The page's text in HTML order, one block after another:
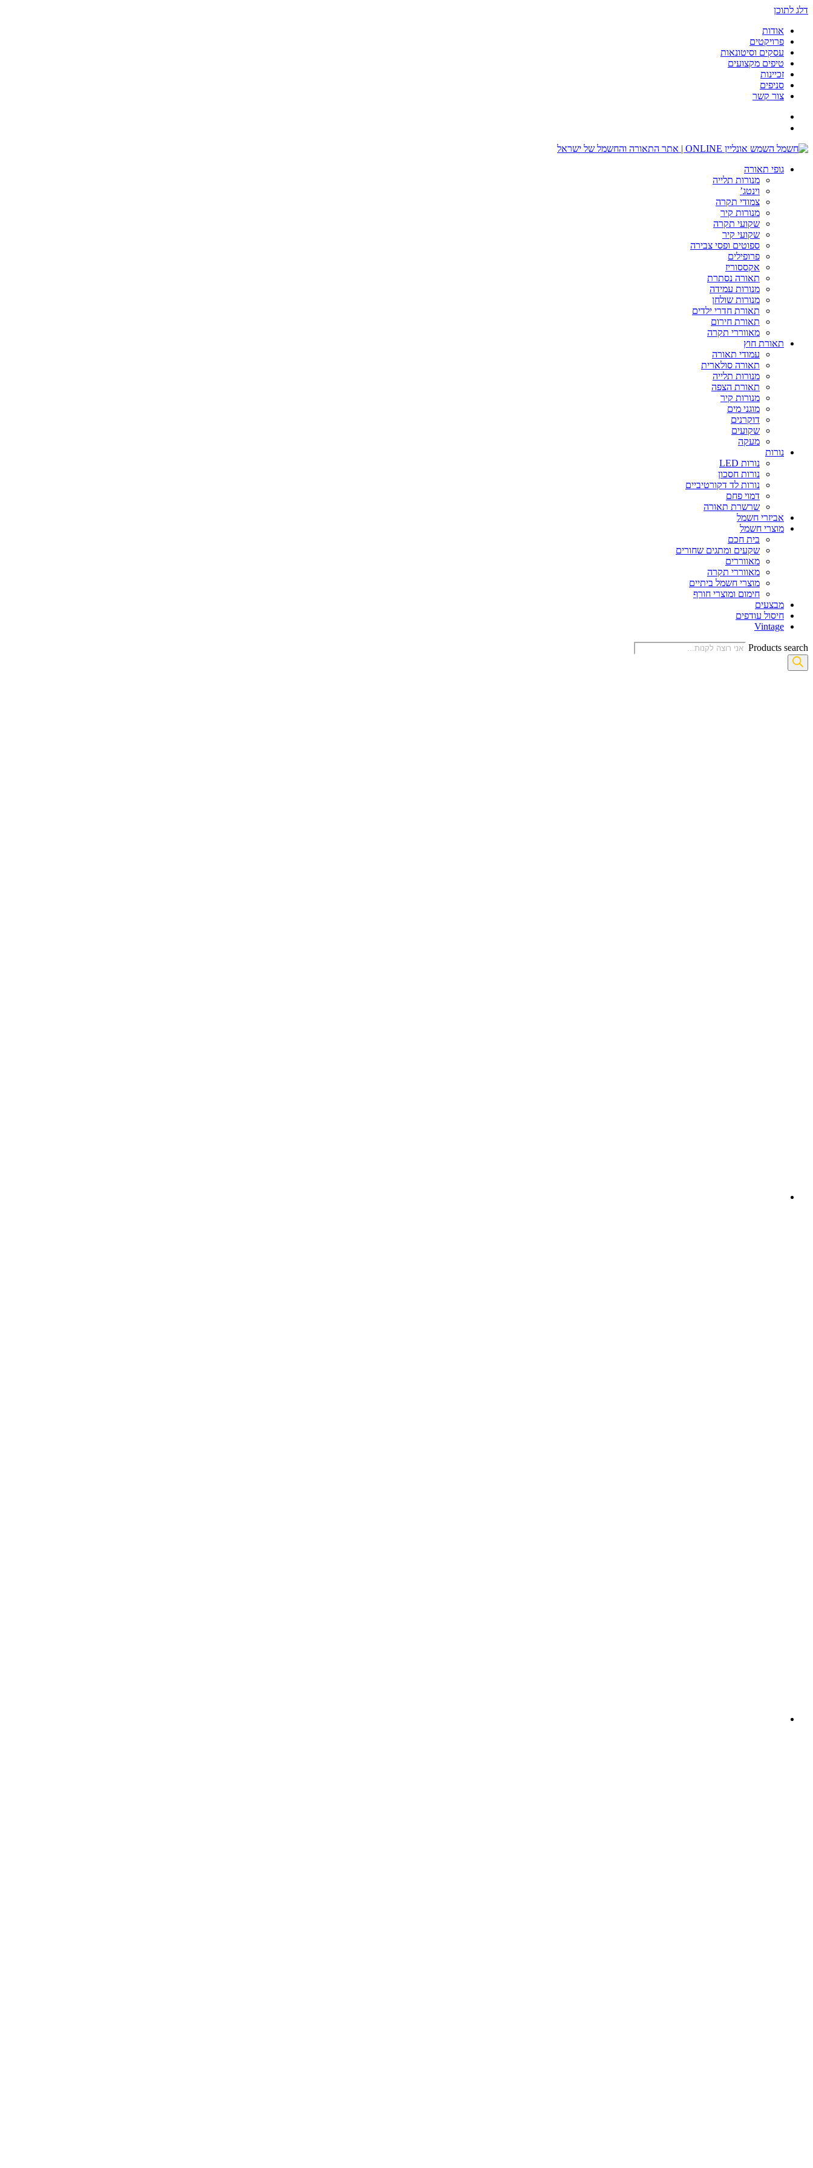
דלג לתוכן
אודות
פרויקטים
עסקים וסיטונאות
טיפים מקצועים
זכיינות
סניפים
צור קשר
גופי תאורה
מנורות תלייה
וינטג’
צמודי תקרה
מנורות קיר
שקועי תקרה
שקועי קיר
ספוטים ופסי צבירה
פרופילים
אקססוריז
תאורה נסתרת
מנורות עמידה
מנורות שולחן
תאורת חדרי ילדים
תאורת חירום
מאווררי תקרה
תאורת חוץ
עמודי תאורה
תאורה סולארית
מנורות תלייה
תאורת הצפה
מנורות קיר
מוגני מים
דוקרנים
שקועים
מעקה
נורות
נורות LED
נורות חסכון
נורות לד דקורטיביים
דמוי פחם
שרשרת תאורה
אביזרי חשמל
מוצרי חשמל
בית חכם
שקעים ומתגים שחורים
מאווררים
מאווררי תקרה
מוצרי חשמל ביתיים
חימום ומוצרי חורף
מבצעים
חיסול עודפים
Vintage
Products search